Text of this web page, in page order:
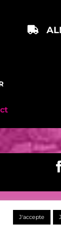
J'accepte